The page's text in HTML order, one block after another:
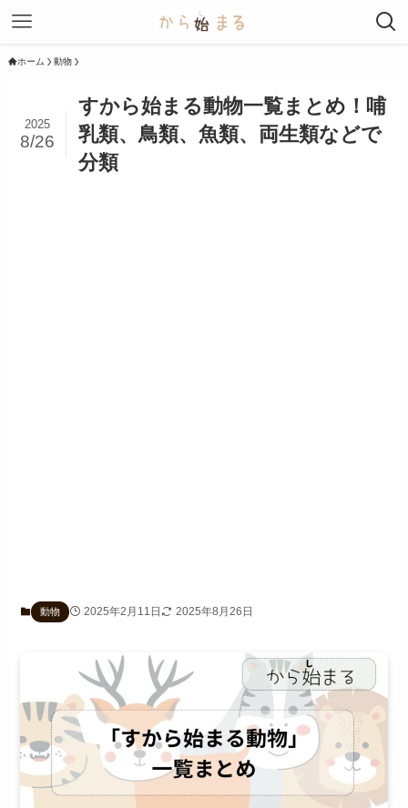
ホーム 動物
すから始まる動物一覧まとめ！哺
乳類、鳥類、魚類、両生類などで
分類
2025
8/26
動物 2025年2月11日 2025年8月26日